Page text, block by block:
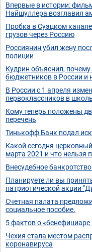
Впервые в истории:
Найшуллера возглавил
Пробка в Суэцком
грузов через Россию
Россиянин убил жену
полиции
Кудрин объяснил,
бюджетников в России и
В России с 1 апреля
первоклассников в
Кому теперь положены
перечень
Тинькофф Банк подал
Какой сегодня
марта 2021 и что
Внесудебное
Планируете ли вы
патриотической акции
Счетная палата
социальное пособие.
5 фактов о «бенефициаре
Чехия стала местом
коронавируса